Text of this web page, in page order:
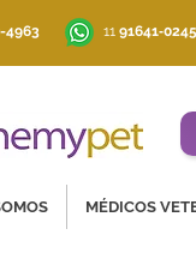
4963 ‪11 91641‑0245
MÉDICOS